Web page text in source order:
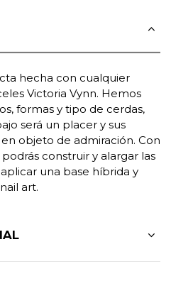
hecha con cualquier
Victoria Vynn. Hemos
formas y tipo de cerdas,
será un placer y sus
objeto de admiración. Con
construir y alargar las
una base híbrida y
art.